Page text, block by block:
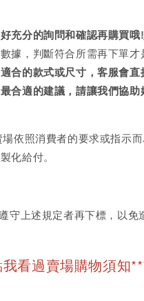
充分的詢問和確認再購買哦!
據，判斷符合所需再下單才
合的款式或尺寸，客服會直
合適的建議，請讓我們協助
場依照消費者的要求或指示
化給付。
守上述規定者再下標，以免
看過賣場購物須知